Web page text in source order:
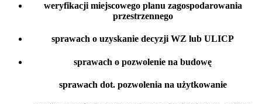
weryfikacji miejscowego planu zagospodarowania
przestrzennego
sprawach o uzyskanie decyzji WZ lub ULICP
sprawach o pozwolenie na budowę
sprawach dot. pozwolenia na użytkowanie